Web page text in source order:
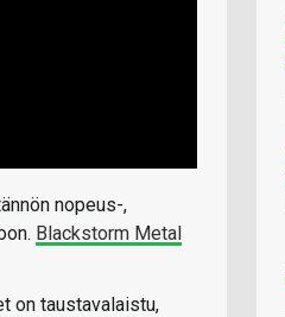
nopeus-,
Blackstorm Metal
on taustavalaistu,